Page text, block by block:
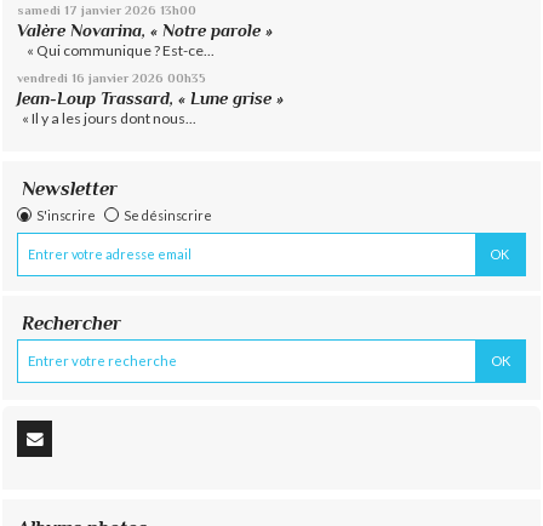
samedi 17 janvier 2026 13h00
Valère Novarina, « Notre parole »
« Qui communique ? Est-ce...
vendredi 16 janvier 2026 00h35
Jean-Loup Trassard, « Lune grise »
« Il y a les jours dont nous...
Newsletter
S'inscrire Se désinscrire
Rechercher